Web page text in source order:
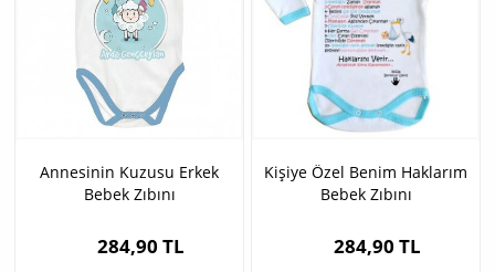
Annesinin Kuzusu Erkek
Bebek Zıbını
284,90 TL
Kişiye Özel Benim Haklarım
Bebek Zıbını
284,90 TL